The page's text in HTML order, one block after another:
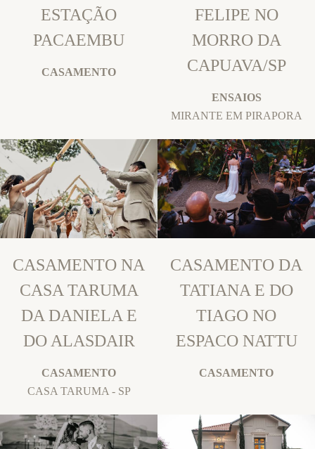
ESTAÇÃO
PACAEMBU
CASAMENTO
FELIPE NO
MORRO DA
CAPUAVA/SP
ENSAIOS
MIRANTE EM PIRAPORA
CASAMENTO NA
CASA TARUMA
DA DANIELA E
DO ALASDAIR
CASAMENTO
CASA TARUMA - SP
CASAMENTO DA
TATIANA E DO
TIAGO NO
ESPACO NATTU
CASAMENTO